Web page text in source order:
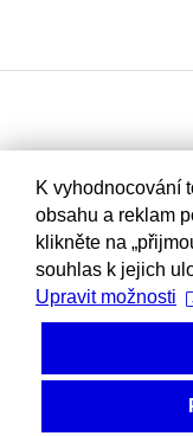
K vyhodnocování
obsahu a reklam
klikněte na
souhlas k jejich
Upravit možnosti